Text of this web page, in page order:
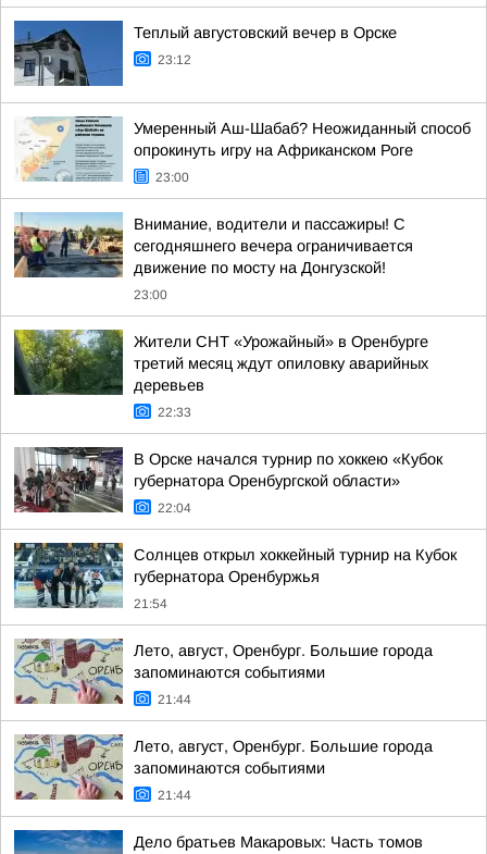
Теплый августовский вечер в Орске
23:12
Умеренный Аш-Шабаб? Неожиданный способ
опрокинуть игру на Африканском Роге
23:00
Внимание, водители и пассажиры! С
сегодняшнего вечера ограничивается
движение по мосту на Донгузской!
23:00
Жители СНТ «Урожайный» в Оренбурге
третий месяц ждут опиловку аварийных
деревьев
22:33
В Орске начался турнир по хоккею «Кубок
губернатора Оренбургской области»
22:04
Солнцев открыл хоккейный турнир на Кубок
губернатора Оренбуржья
21:54
Лето, август, Оренбург. Большие города
запоминаются событиями
21:44
Лето, август, Оренбург. Большие города
запоминаются событиями
21:44
Дело братьев Макаровых: Часть томов